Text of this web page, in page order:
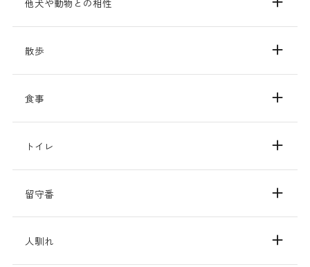
他犬や動物との相性
散歩
食事
トイレ
留守番
人馴れ